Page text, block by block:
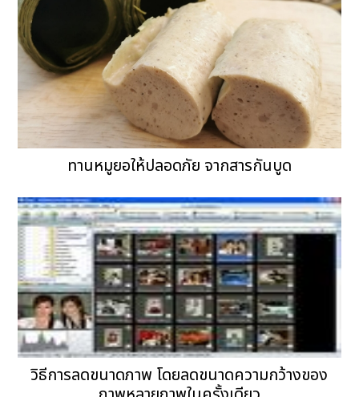
ทานหมูยอให้ปลอดภัย จากสารกันบูด
วิธีการลดขนาดภาพ โดยลดขนาดความกว้างของ